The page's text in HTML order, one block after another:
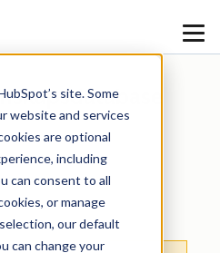
site. Some
website and services
are optional
including
can consent to all
or manage
our default
can change your